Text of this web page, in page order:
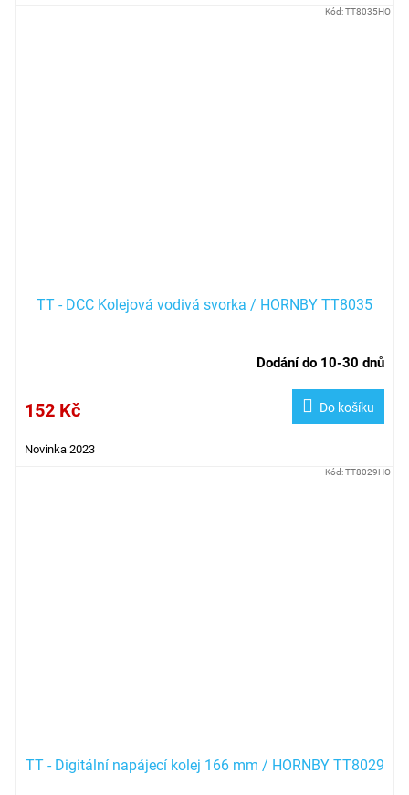
TT - DCC Kolejová vodivá svorka / HORNBY TT8035
Dodání do 10-30 dnů
152 Kč Do košíku
Novinka 2023
Kód:TT8035HO
TT - Digitální napájecí kolej 166 mm / HORNBY TT8029
Kód:TT8029HO